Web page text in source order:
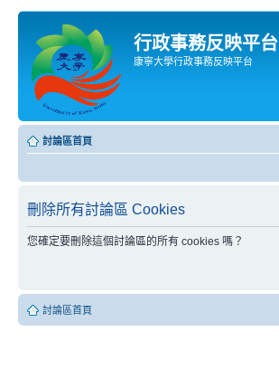
行政事務反映平台
康寧大學行政事務反映平台
討論區首頁
刪除所有討論區 Cookies
您確定要刪除這個討論區的所有 cookies 嗎？
討論區首頁